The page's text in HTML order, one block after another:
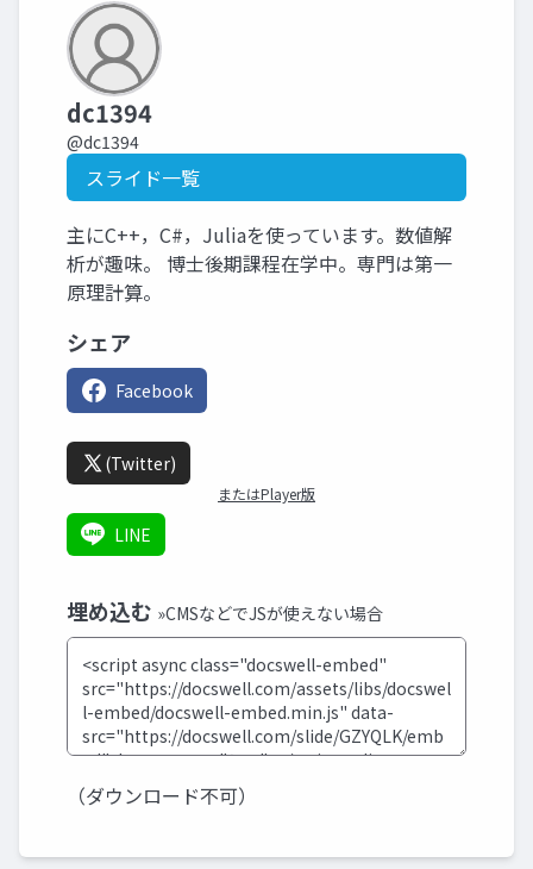
dc1394
@dc1394
スライド一覧
主にC++，C#，Juliaを使っています。数値解
析が趣味。 博士後期課程在学中。専門は第一
原理計算。
シェア
Facebook
(Twitter)
またはPlayer版
LINE
埋め込む »CMSなどでJSが使えない場合
（ダウンロード不可）